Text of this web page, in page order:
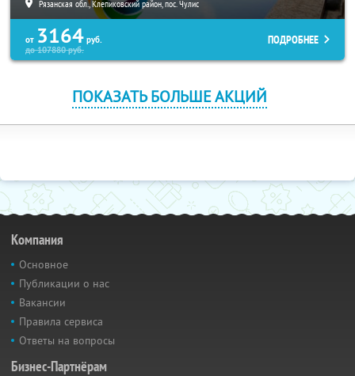
Рязанская обл., Клепиковский район, пос. Чулис
от 3164 руб.
до107880руб.
ПОДРОБНЕЕ
ПОКАЗАТЬ БОЛЬШЕ АКЦИЙ
Компания
Основное
Публикации о нас
Вакансии
Правила сервиса
Ответы на вопросы
Бизнес-Партнёрам